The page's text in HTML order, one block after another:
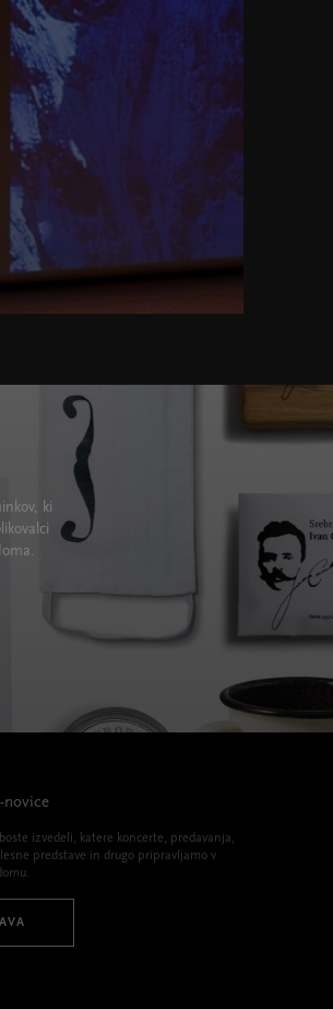
ki
novice
izvedeli, katere koncerte, predavanja,
predstave in drugo pripravljamo v